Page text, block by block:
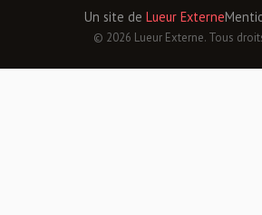
Un site de Lueur Externe
© 2026 Lueur Externe. Tous